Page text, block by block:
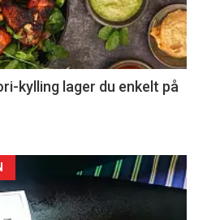
kylling lager du enkelt på